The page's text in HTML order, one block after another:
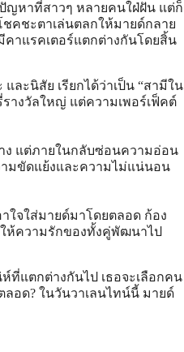
หาที่สาวๆ หลายคนใฝ่ฝัน แต่ก็
คชะตาเล่นตลกให้มายด์กลาย
คาแรคเตอร์แตกต่างกันโดยสิ้น
ละนิสัย เรียกได้ว่าเป็น “สามีใน
างวัลใหญ่ แต่ความเพอร์เฟ็คต์
แต่ภายในกลับซ่อนความอ่อน
ามขัดแย้งและความไม่แน่นอน
ใจใส่มายด์มาโดยตลอด ก้อง
ห้ความรักของทั้งคู่พัฒนาไป
ที่แตกต่างกันไป เธอจะเลือกคน
อด? ในวันวาเลนไทน์นี้ มายด์